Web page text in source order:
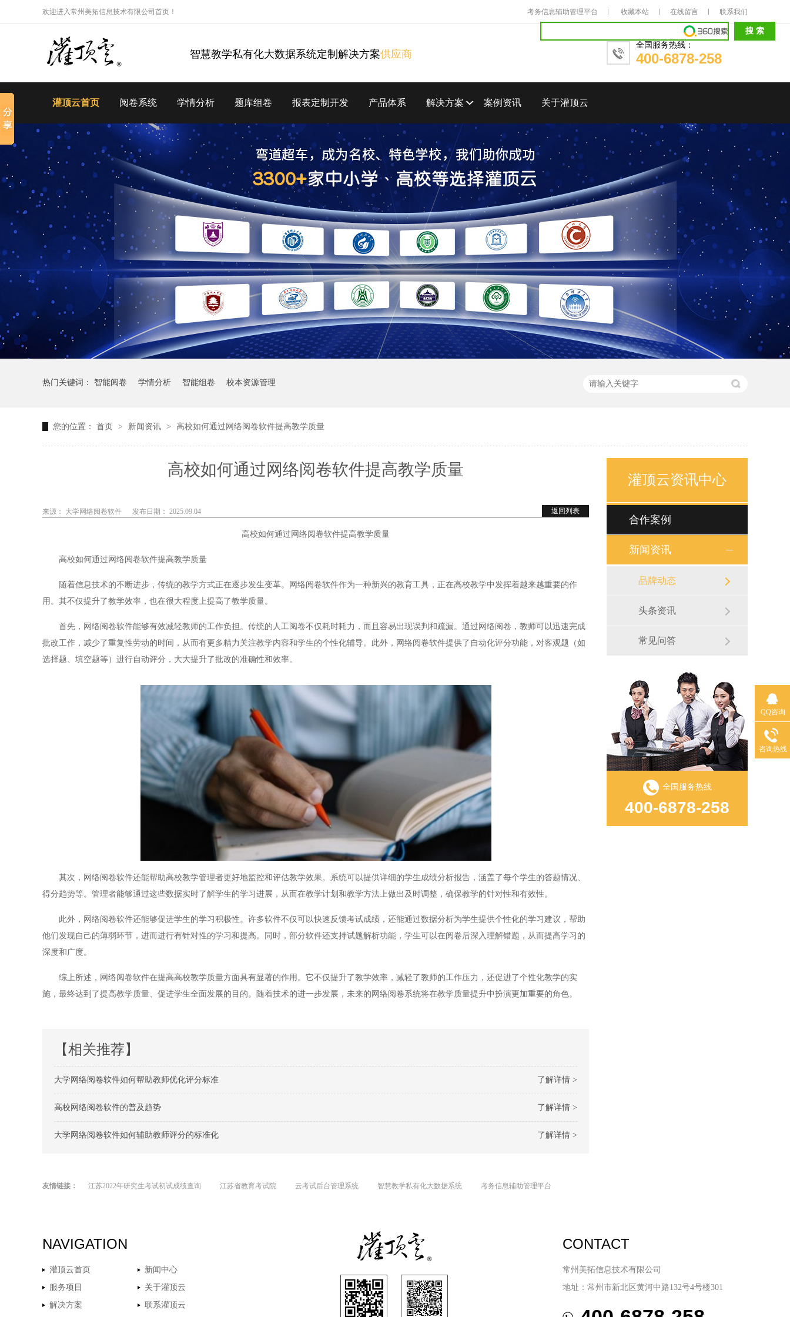
考务信息辅助管理平台 收藏本站 在线留言 联系我们
欢迎进入常州美拓信息技术有限公司首页！
智慧教学私有化大数据系统定制解决方案供应商
全国服务热线：
400-6878-258
灌顶云首页 阅卷系统 学情分析 题库组卷 报表定制开发 产品体系 解决方案 案例资讯 关于灌顶云
热门关键词： 智能阅卷 学情分析 智能组卷 校本资源管理
您的位置： 首页 > 新闻资讯 > 高校如何通过网络阅卷软件提高教学质量
高校如何通过网络阅卷软件提高教学质量
返回列表
来源： 大学网络阅卷软件 发布日期： 2025.09.04
高校如何通过网络阅卷软件提高教学质量
高校如何通过网络阅卷软件提高教学质量
随着信息技术的不断进步，传统的教学方式正在逐步发生变革。网络阅卷软件作为一种新兴的教育工具，正在高校教学中发挥着越来越重要的作
用。其不仅提升了教学效率，也在很大程度上提高了教学质量。
首先，网络阅卷软件能够有效减轻教师的工作负担。传统的人工阅卷不仅耗时耗力，而且容易出现误判和疏漏。通过网络阅卷，教师可以迅速完成
批改工作，减少了重复性劳动的时间，从而有更多精力关注教学内容和学生的个性化辅导。此外，网络阅卷软件提供了自动化评分功能，对客观题（如
选择题、填空题等）进行自动评分，大大提升了批改的准确性和效率。
其次，网络阅卷软件还能帮助高校教学管理者更好地监控和评估教学效果。系统可以提供详细的学生成绩分析报告，涵盖了每个学生的答题情况、
得分趋势等。管理者能够通过这些数据实时了解学生的学习进展，从而在教学计划和教学方法上做出及时调整，确保教学的针对性和有效性。
此外，网络阅卷软件还能够促进学生的学习积极性。许多软件不仅可以快速反馈考试成绩，还能通过数据分析为学生提供个性化的学习建议，帮助
他们发现自己的薄弱环节，进而进行有针对性的学习和提高。同时，部分软件还支持试题解析功能，学生可以在阅卷后深入理解错题，从而提高学习的
深度和广度。
综上所述，网络阅卷软件在提高高校教学质量方面具有显著的作用。它不仅提升了教学效率，减轻了教师的工作压力，还促进了个性化教学的实
施，最终达到了提高教学质量、促进学生全面发展的目的。随着技术的进一步发展，未来的网络阅卷系统将在教学质量提升中扮演更加重要的角色。
【相关推荐】
了解详情 >
大学网络阅卷软件如何帮助教师优化评分标准
了解详情 >
高校网络阅卷软件的普及趋势
了解详情 >
大学网络阅卷软件如何辅助教师评分的标准化
灌顶云资讯中心
合作案例
新闻资讯
品牌动态
头条资讯
常见问答
全国服务热线
400-6878-258
友情链接： 江苏2022年研究生考试初试成绩查询 江苏省教育考试院 云考试后台管理系统 智慧教学私有化大数据系统 考务信息辅助管理平台
NAVIGATION
灌顶云首页
新闻中心
服务项目
关于灌顶云
解决方案
联系灌顶云
CONTACT
常州美拓信息技术有限公司
地址：常州市新北区黄河中路132号4号楼301
QQ咨询
咨询热线